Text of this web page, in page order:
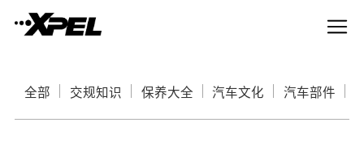
全部 交规知识 保养大全 汽车文化 汽车部件